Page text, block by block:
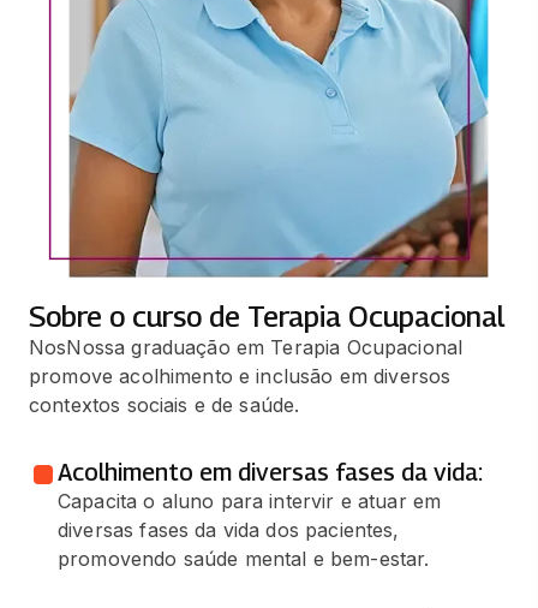
Sobre o curso de Terapia Ocupacional
NosNossa graduação em Terapia Ocupacional
promove acolhimento e inclusão em diversos
contextos sociais e de saúde.
Acolhimento em diversas fases da vida:
Capacita o aluno para intervir e atuar em
diversas fases da vida dos pacientes,
promovendo saúde mental e bem-estar.